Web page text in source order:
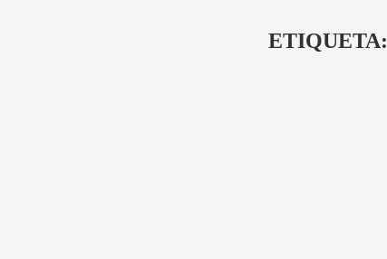
ETIQUETA: